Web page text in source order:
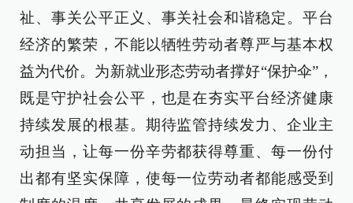
祉、事关公平正义、事关社会和谐稳定。平台
经济的繁荣，不能以牺牲劳动者尊严与基本权
益为代价。为新就业形态劳动者撑好“保护伞”，
既是守护社会公平，也是在夯实平台经济健康
持续发展的根基。期待监管持续发力、企业主
动担当，让每一份辛劳都获得尊重、每一份付
出都有坚实保障，使每一位劳动者都能感受到